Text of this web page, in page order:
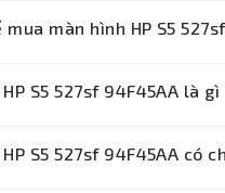
mới 100 phần
mua màn hình HP S5
đặt hàng online tại
S5 527sf 94F45AA là
x 1080 pixels, dùng
S5 527sf 94F45AA có